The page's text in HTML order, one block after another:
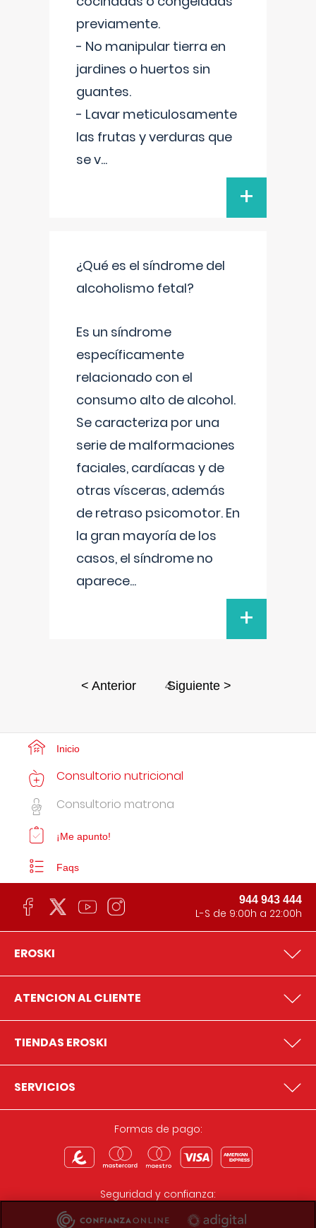
previamente.
- No manipular tierra en
jardines o huertos sin
guantes.
- Lavar meticulosamente
las frutas y verduras que
se v...
+
¿Qué es el síndrome del
alcoholismo fetal?
Es un síndrome
específicamente
relacionado con el
consumo alto de alcohol.
Se caracteriza por una
serie de malformaciones
faciales, cardíacas y de
otras vísceras, además
de retraso psicomotor. En
la gran mayoría de los
casos, el síndrome no
aparece...
+
< Anterior 4
Siguiente >
Inicio
Consultorio nutricional
Consultorio matrona
¡Me apunto!
Faqs
944 943 444
L-S de 9:00h a 22:00h
EROSKI
ATENCION AL CLIENTE
TIENDAS EROSKI
SERVICIOS
Formas de pago:
Seguridad y confianza: